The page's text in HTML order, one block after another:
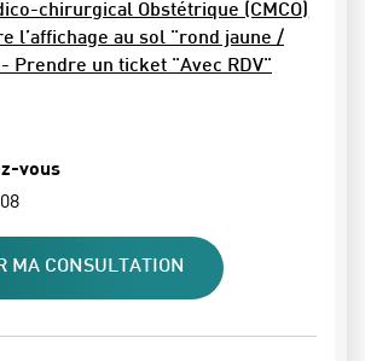
chirurgical Obstétrique (CMCO)
l’affichage au sol "rond jaune /
Prendre un ticket "Avec RDV"
vous
MA CONSULTATION